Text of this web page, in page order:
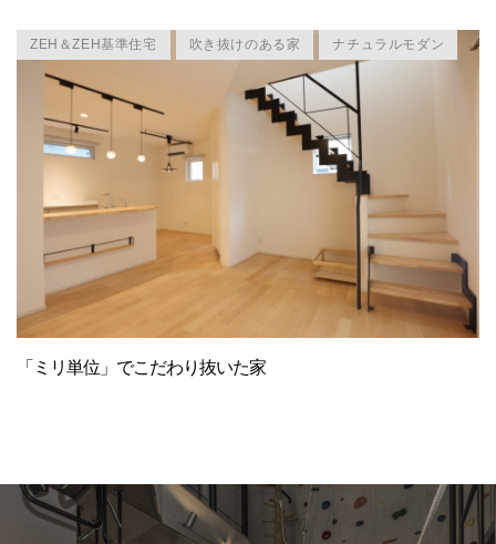
ZEH＆ZEH基準住宅 吹き抜けのある家 ナチュラルモダン
「ミリ単位」でこだわり抜いた家